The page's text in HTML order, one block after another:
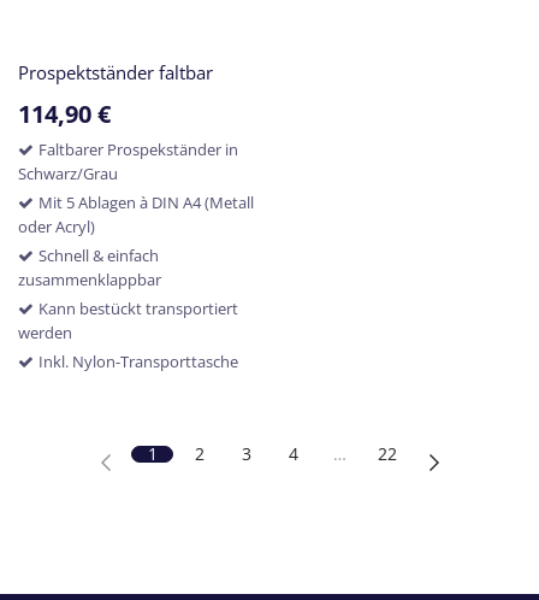
Prospektständer faltbar
114,90€
Faltbarer Prospekständer in
Schwarz/Grau
Mit 5 Ablagen à DIN A4 (Metall
oder Acryl)
Schnell & einfach
zusammenklappbar
Kann bestückt transportiert
werden
Inkl. Nylon-Transporttasche
1 2 3 4 … 22